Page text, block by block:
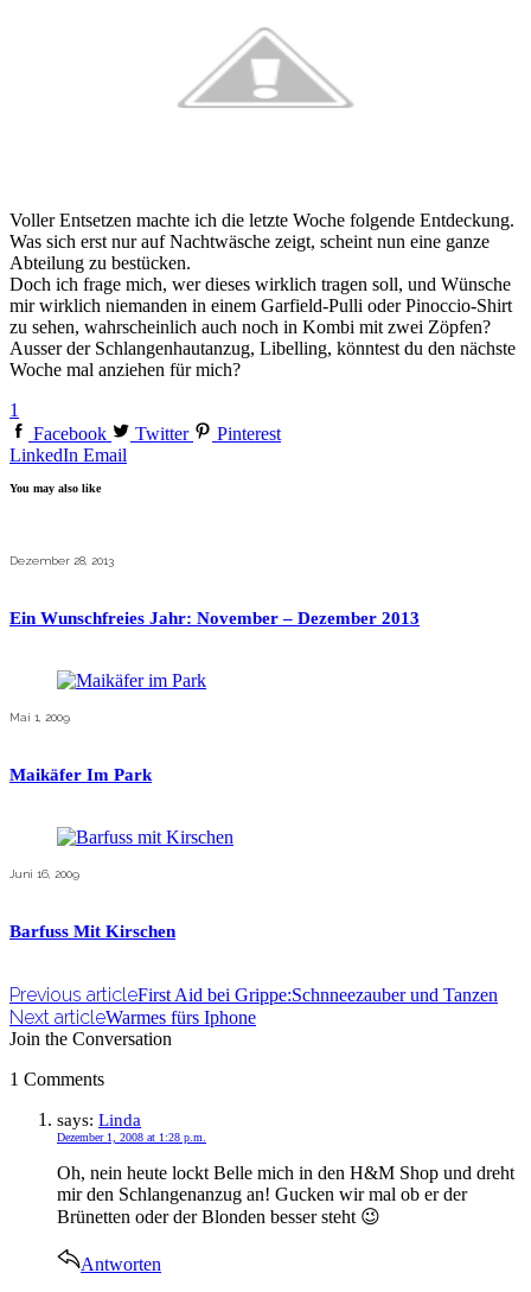
Voller Entsetzen machte ich die letzte Woche folgende Entdeckung.
Was sich erst nur auf Nachtwäsche zeigt, scheint nun eine ganze
Abteilung zu bestücken.
Doch ich frage mich, wer dieses wirklich tragen soll, und Wünsche
mir wirklich niemanden in einem Garfield-Pulli oder Pinoccio-Shirt
zu sehen, wahrscheinlich auch noch in Kombi mit zwei Zöpfen?
Ausser der Schlangenhautanzug, Libelling, könntest du den nächste
Woche mal anziehen für mich?
1
Facebook
Twitter
Pinterest
LinkedIn Email
You may also like
Dezember 28, 2013
Ein Wunschfreies Jahr: November – Dezember 2013
Mai 1, 2009
Maikäfer Im Park
Juni 16, 2009
Barfuss Mit Kirschen
Previous articleFirst Aid bei Grippe:Schnneezauber und Tanzen
Next articleWarmes fürs Iphone
Join the Conversation
1 Comments
says: Linda
Dezember 1, 2008 at 1:28 p.m.
Oh, nein heute lockt Belle mich in den H&M Shop und dreht
mir den Schlangenanzug an! Gucken wir mal ob er der
Brünetten oder der Blonden besser steht 😉
Antworten